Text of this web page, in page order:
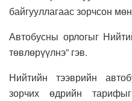
байгууллагаас зорчсон
Автобусны орлогыг
төвлөрүүлнэ” гэв.
Нийтийн тээврийн
зорчих өдрийн